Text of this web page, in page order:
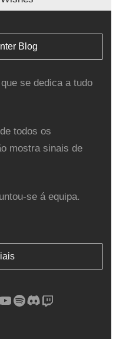
Blog
se dedica a tudo
todos os
mostra sinais de
se á equipa.
YouTube Spotify Discord Twitch